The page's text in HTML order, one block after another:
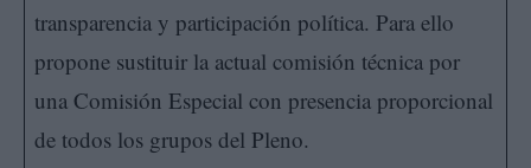
transparencia y participación política. Para ello
propone sustituir la actual comisión técnica por
una Comisión Especial con presencia proporcional
de todos los grupos del Pleno.